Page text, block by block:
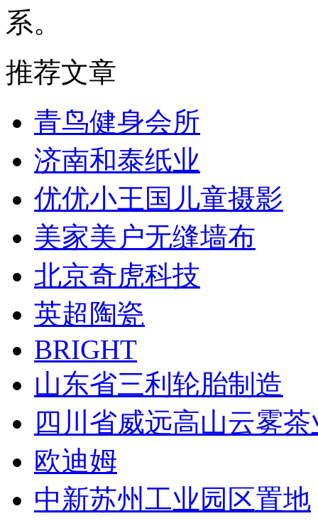
系。
推荐文章
青鸟健身会所
济南和泰纸业
优优小王国儿童摄影
美家美户无缝墙布
北京奇虎科技
英超陶瓷
BRIGHT
山东省三利轮胎制造
四川省威远高山云雾茶
欧迪姆
中新苏州工业园区置地